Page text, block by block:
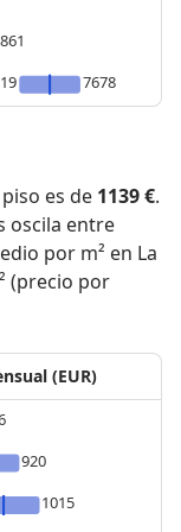
7678
es de 1139 €.
oscila entre
por m² en La
(precio por
(EUR)
920
1015